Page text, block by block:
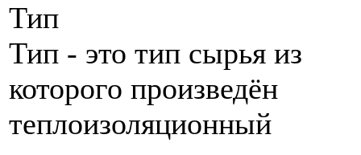
Тип
Тип - это тип сырья из
которого произведён
теплоизоляционный